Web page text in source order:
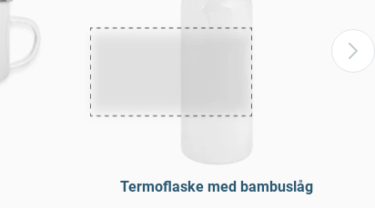
Termoflaske med bambuslåg